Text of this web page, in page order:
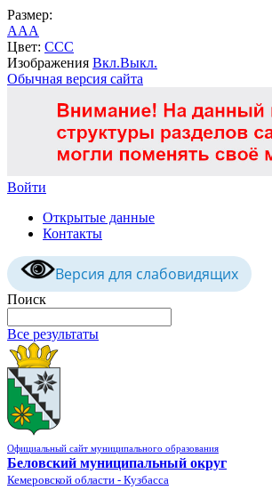
Размер:
AAA
Цвет: CCC
Изображения Вкл.Выкл.
Обычная версия сайта
Войти
Открытые данные
Контакты
Версия для слабовидящих
Поиск
Все результаты
Официальный сайт муниципального образования
Беловский муниципальный округ
Кемеровской области - Кузбасса